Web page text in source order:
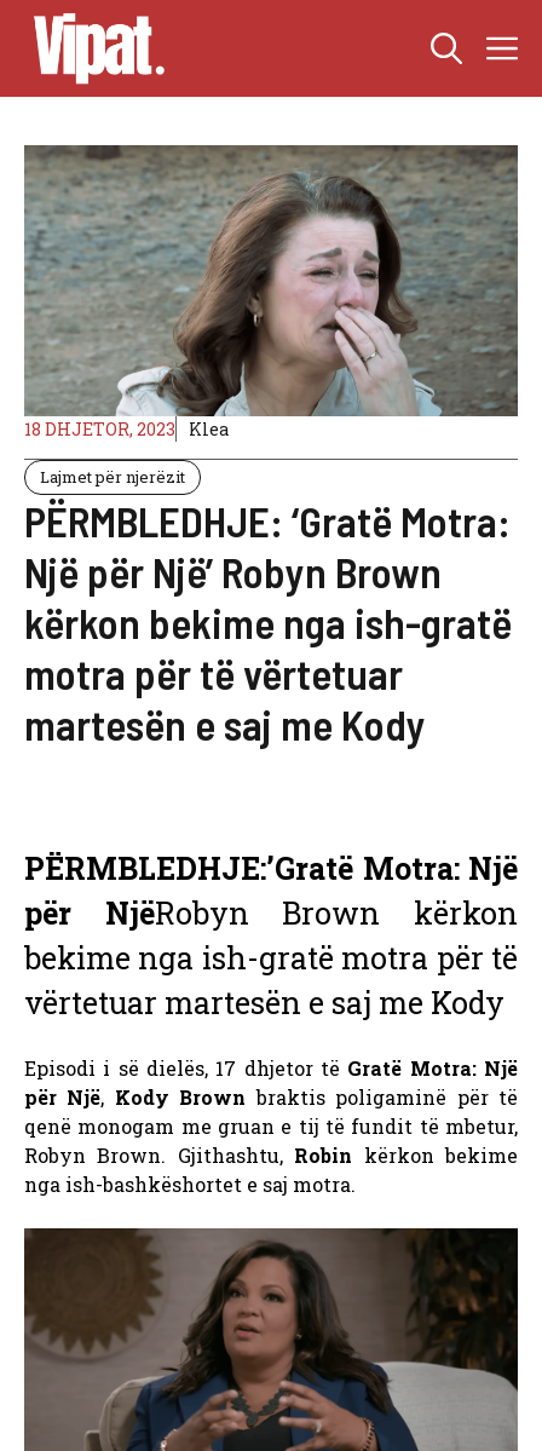
Skip
content
18 DHJETOR, 2023 Klea
Lajmet për njerëzit
PËRMBLEDHJE: ‘Gratë Motra:
Një për Një’ Robyn Brown
kërkon bekime nga ish-gratë
motra për të vërtetuar
martesën e saj me Kody
PËRMBLEDHJE:’Gratë Motra: Një
për NjëRobyn Brown kërkon
bekime nga ish-gratë motra për të
vërtetuar martesën e saj me Kody
Episodi i së dielës, 17 dhjetor të Gratë Motra: Një
për Një, Kody Brown braktis poligaminë për të
qenë monogam me gruan e tij të fundit të mbetur,
Robyn Brown. Gjithashtu, Robin kërkon bekime
nga ish-bashkëshortet e saj motra.